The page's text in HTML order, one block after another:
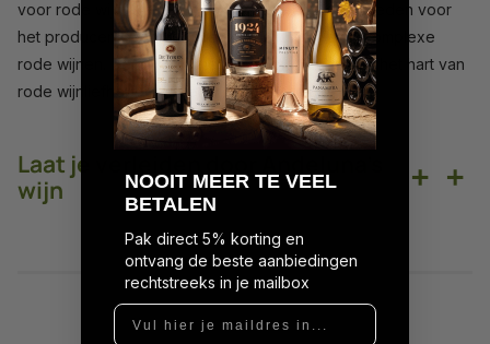
voor rode wijn, biedt het de perfecte omstandigheden voor
het produceren van robuuste, kruidige en diep complexe
rode wijnen. Deze Cabernet Sauvignon zal zeker het hart van
rode wijnliefhebbers sneller doen kloppen.
Laat je verleiden door Andeluna's
wijn
+ +
NOOIT MEER TE VEEL
BETALEN
Pak direct 5% korting en
ontvang de beste aanbiedingen
rechtstreeks in je mailbox
Vul hier je maildres in...